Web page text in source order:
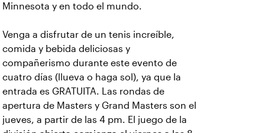
Minnesota y en todo el mundo.
Venga a disfrutar de un tenis increíble,
comida y bebida deliciosas y
compañerismo durante este evento de
cuatro días (llueva o haga sol), ya que la
entrada es GRATUITA. Las rondas de
apertura de Masters y Grand Masters son el
jueves, a partir de las 4 pm. El juego de la